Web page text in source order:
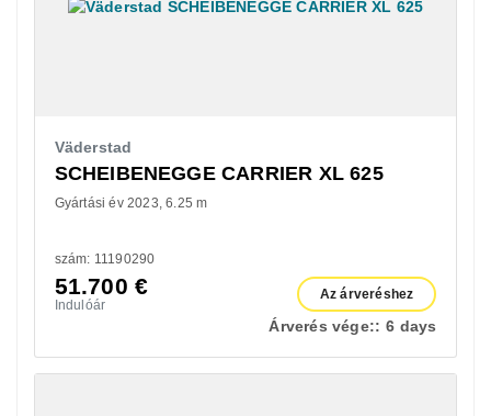
Väderstad
SCHEIBENEGGE CARRIER XL 625
Gyártási év 2023 6.25 m
szám: 11190290
51.700 €
Indulóár
Az árveréshez
Árverés vége:: 6 days